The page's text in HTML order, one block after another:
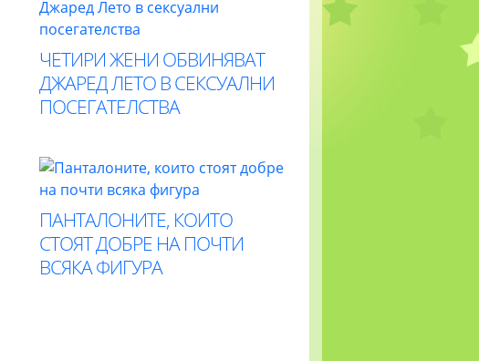
ЧЕТИРИ ЖЕНИ ОБВИНЯВАТ
ДЖАРЕД ЛЕТО В СЕКСУАЛНИ
ПОСЕГАТЕЛСТВА
ПАНТАЛОНИТЕ, КОИТО
СТОЯТ ДОБРЕ НА ПОЧТИ
ВСЯКА ФИГУРА